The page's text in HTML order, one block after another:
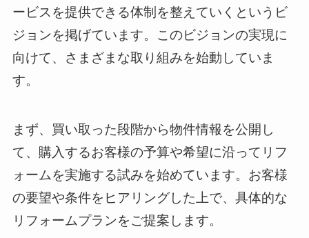
ービスを提供できる体制を整えていくというビ
ジョンを掲げています。このビジョンの実現に
向けて、さまざまな取り組みを始動していま
す。
まず、買い取った段階から物件情報を公開し
て、購入するお客様の予算や希望に沿ってリフ
ォームを実施する試みを始めています。お客様
の要望や条件をヒアリングした上で、具体的な
リフォームプランをご提案します。